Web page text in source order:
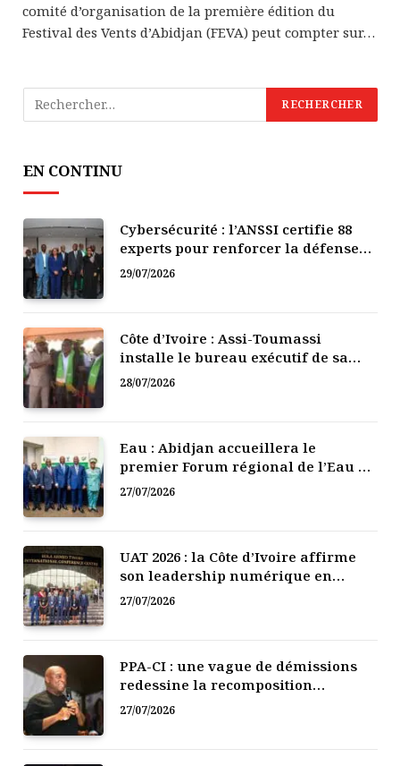
comité d’organisation de la première édition du
Festival des Vents d’Abidjan (FEVA) peut compter sur…
EN CONTINU
Cybersécurité : l’ANSSI certifie 88
experts pour renforcer la défense
numérique de la Côte d’Ivoire
29/07/2026
Côte d’Ivoire : Assi-Toumassi
installe le bureau exécutif de sa
mutuelle de développement
28/07/2026
Eau : Abidjan accueillera le
premier Forum régional de l’Eau de
l’Afrique de l’Ouest
27/07/2026
UAT 2026 : la Côte d’Ivoire affirme
son leadership numérique en
Afrique
27/07/2026
PPA-CI : une vague de démissions
redessine la recomposition
politique
27/07/2026